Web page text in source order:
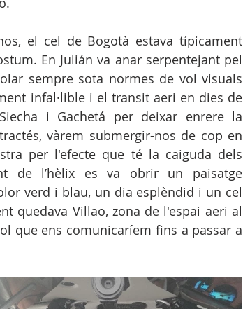
el cel de Bogotà estava típicament
En Julián va anar serpentejant pel
sempre sota normes de vol visuals
infal·lible i el transit aeri en dies de
i Gachetá per deixar enrere la
vàrem submergir-nos de cop en
per l'efecte que té la caiguda dels
de l’hèlix es va obrir un paisatge
verd i blau, un dia esplèndid i un cel
quedava Villao, zona de l'espai aeri al
que ens comunicaríem fins a passar a